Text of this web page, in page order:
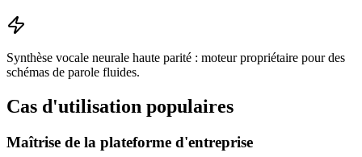
Synthèse vocale neurale haute parité : moteur propriétaire pour des
schémas de parole fluides.
Cas d'utilisation populaires
Maîtrise de la plateforme d'entreprise